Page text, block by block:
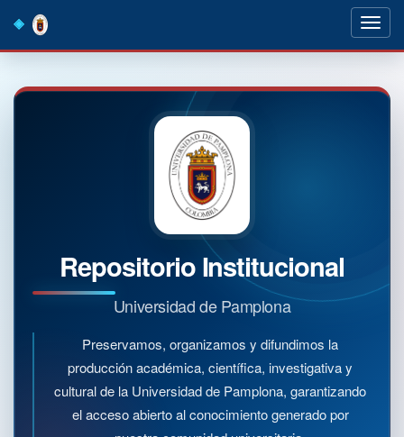
navigation
Repositorio Institucional
Universidad de Pamplona
Preservamos, organizamos y difundimos la
producción académica, científica, investigativa y
cultural de la Universidad de Pamplona, garantizando
el acceso abierto al conocimiento generado por